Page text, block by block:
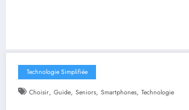
Technologie Simplifiée
Choisir, Guide, Seniors, Smartphones, Technologie